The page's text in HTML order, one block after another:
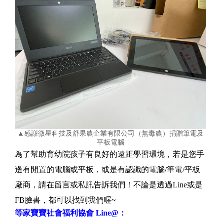
▲感謝微星科技及舒果農企業有限公司（無毒農）捐贈筆電及
平板電腦
為了幫助育幼院孩子有良好的遠距學習環境，若是您手
邊有閒置的電腦或平板，或是有認識的電腦/筆電/平板
廠商，請在留言或私訊告訴我們！不論是透過Line或是
FB臉書，都可以找到我們喔~
等家寶寶社會福利協會 Line@：